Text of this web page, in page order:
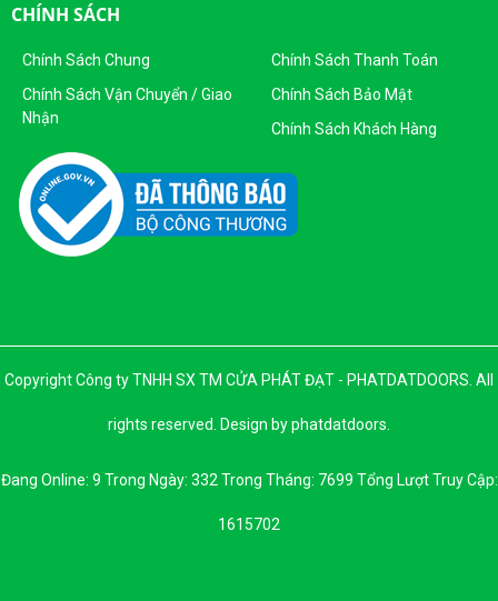
DKKD: 0313215412
Ngày Cấp: 16/04/2015
Nơi Cấp: Sở KHĐT Thành Phố Hồ Chí Minh
Sản Phẩm Của Công Ty TNHH SX - TM CỬA PHÁT ĐẠT
CHÍNH SÁCH
Chính Sách Chung
Chính Sách Thanh Toán
Chính Sách Vận Chuyển / Giao
Nhận
Chính Sách Bảo Mật
Chính Sách Khách Hàng
Copyright Công ty TNHH SX TM CỬA PHÁT ĐẠT - PHATDATDOORS. All
rights reserved. Design by phatdatdoors.
Đang Online: 9 Trong Ngày: 332 Trong Tháng: 7699 Tổng Lượt Truy Cập:
1615702